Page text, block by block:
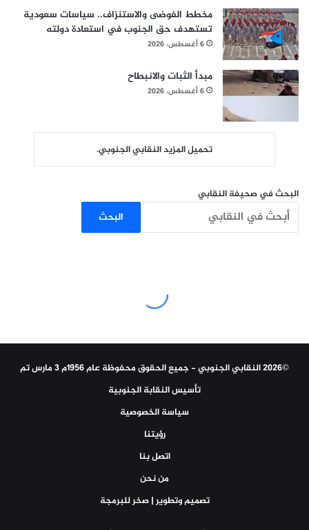
مخطط الفوضى والاستنزاف.. سياسات سعودية
تستهدف حق الجنوب في استعادة دولته
6 أغسطس، 2026
مبدأ الثبات والانبطاح
6 أغسطس، 2026
تحميل المزيد النقابي الجنوبي.
البحث في صحيفة النقابي
البحث
©2026 النقابي الجنوبي - جميع الحقوق محفوظة عام 1956م 3 مارس تم
تأسيس النقابة الجنوبية
سياسة الخصوصية
رؤيتنا
اتصل بنا
من نحن
تصميم وتطوير | صخر للبرمجة